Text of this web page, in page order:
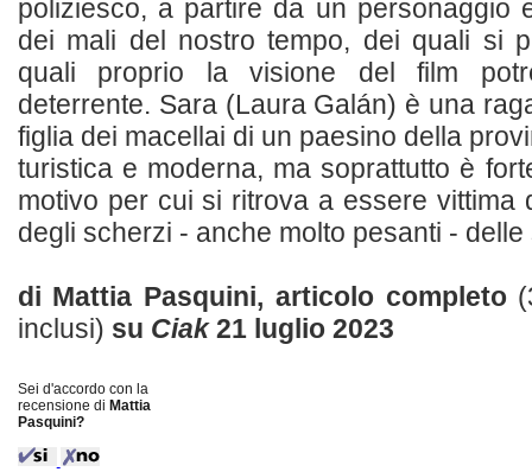
poliziesco, a partire da un personaggio
dei mali del nostro tempo, dei quali si
quali proprio la visione del film
deterrente. Sara (Laura Galán) è una
figlia dei macellai di un paesino della
turistica e moderna, ma soprattutto è
motivo per cui si ritrova a essere vittima
degli scherzi - anche molto pesanti -
di Mattia Pasquini, articolo completo
inclusi) su Ciak21 luglio 2023
Sei d'accordo con la
recensione di Mattia
Pasquini?